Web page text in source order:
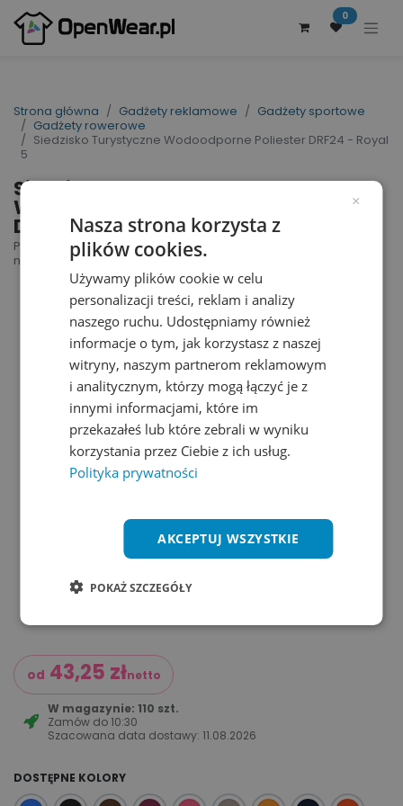
0
Strona główna Gadżety reklamowe
Gadżety sportowe
Gadżety rowerowe
Siedzisko Turystyczne Wodoodporne Poliester DRF24 - Royal
5
Siedzisko Turystyczne
Wodoodporne Poliester
DRF24 - Royal 5
Polyester Seat For Folding Stool | nr art.: DRF24 |
nr art. producenta: DRF24
od 43,25 złnetto
W magazynie: 110 szt.
Zamów do10:30
Szacowana data dostawy:11.08.2026
DOSTĘPNE KOLORY
×
Nasza strona korzysta z
plików cookies.
Używamy plików cookie w celu
personalizacji treści, reklam i analizy
naszego ruchu. Udostępniamy również
informacje o tym, jak korzystasz z naszej
witryny, naszym partnerom reklamowym
i analitycznym, którzy mogą łączyć je z
innymi informacjami, które im
przekazałeś lub które zebrali w wyniku
korzystania przez Ciebie z ich usług.
Polityka prywatności
AKCEPTUJ WSZYSTKIE
POKAŻ SZCZEGÓŁY